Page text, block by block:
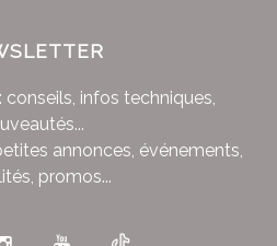
conseils, infos techniques,
annonces, événements,
promos...